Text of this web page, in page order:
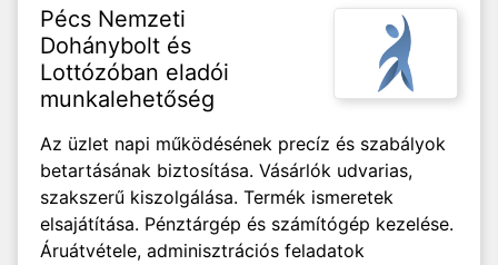
Pécs Nemzeti
Dohánybolt és
Lottózóban eladói
munkalehetőség
Az üzlet napi működésének precíz és szabályok
betartásának biztosítása. Vásárlók udvarias,
szakszerű kiszolgálása. Termék ismeretek
elsajátítása. Pénztárgép és számítógép kezelése.
Áruátvétele, adminisztrációs feladatok